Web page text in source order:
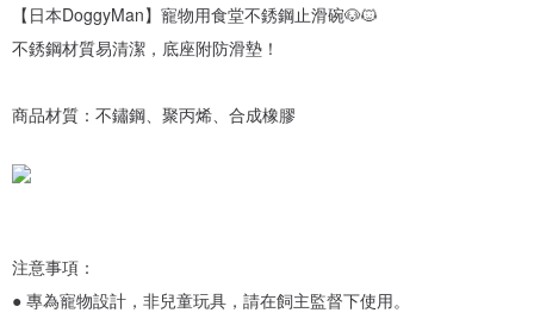
【日本DoggyMan】寵物用食堂不銹鋼止滑碗🐶🐱
不銹鋼材質易清潔，底座附防滑墊！
商品材質：不鏽鋼、聚丙烯、合成橡膠
注意事項：
● 專為寵物設計，非兒童玩具，請在飼主監督下使用。